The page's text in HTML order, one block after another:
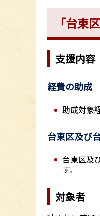
「台東
支援内容
経費の助成
助成対象
台東区及び
台東区及
す。
対象者